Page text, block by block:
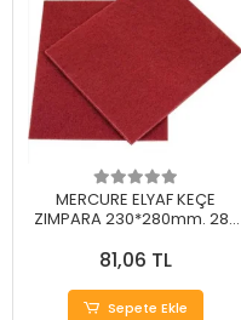
MERCURE ELYAF KEÇE
ZIMPARA 230*280mm. 280
81,06 TL
Sepete Ekle